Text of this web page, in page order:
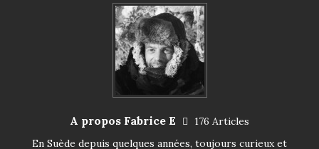
A propos Fabrice E
176 Articles
En Suède depuis quelques années, toujours curieux et